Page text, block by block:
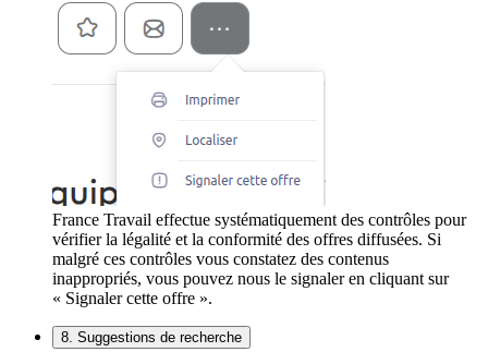
France Travail effectue systématiquement des contrôles pour
vérifier la légalité et la conformité des offres diffusées. Si
malgré ces contrôles vous constatez des contenus
inappropriés, vous pouvez nous le signaler en cliquant sur
« Signaler cette offre ».
8. Suggestions de recherche